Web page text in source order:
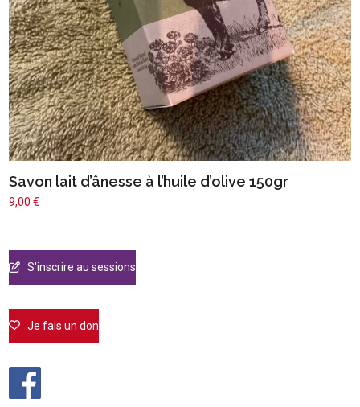
Savon lait d’ânesse à l’huile d’olive 150gr
9,00€
S'inscrire au sessions
Je fais un don